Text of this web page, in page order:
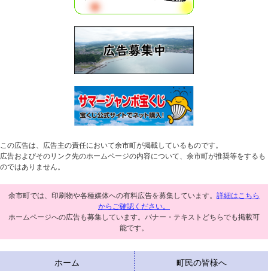
この広告は、広告主の責任において余市町が掲載しているものです。
広告およびそのリンク先のホームページの内容について、余市町が推奨等をするも
のではありません。
余市町では、印刷物や各種媒体への有料広告を募集しています。 詳細はこちら
からご確認ください。
ホームページへの広告も募集しています。バナー・テキストどちらでも掲載可
能です。
ホーム 町民の皆様へ